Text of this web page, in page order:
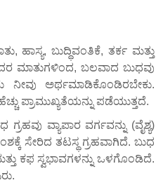
ಹಾಸ್ಯ, ಬುದ್ಧಿವಂತಿಕೆ, ತರ್ಕ ಮತ್ತು
ಮಾತುಗಳಿಂದ, ಬಲವಾದ ಬುಧವು
ನೀವು ಅರ್ಥಮಾಡಿಕೊಂಡಿರಬೇಕು.
ಪ್ರಾಮುಖ್ಯತೆಯನ್ನು ಪಡೆಯುತ್ತದೆ.
ಗ್ರಹವು ವ್ಯಾಪಾರ ವರ್ಗವನ್ನು (ವೈಶ್ಯ)
ಸೇರಿದ ತಟಸ್ಥ ಗ್ರಹವಾಗಿದೆ. ಬುಧ
ಕಫ ಸ್ವಭಾವಗಳನ್ನು ಒಳಗೊಂಡಿದೆ.